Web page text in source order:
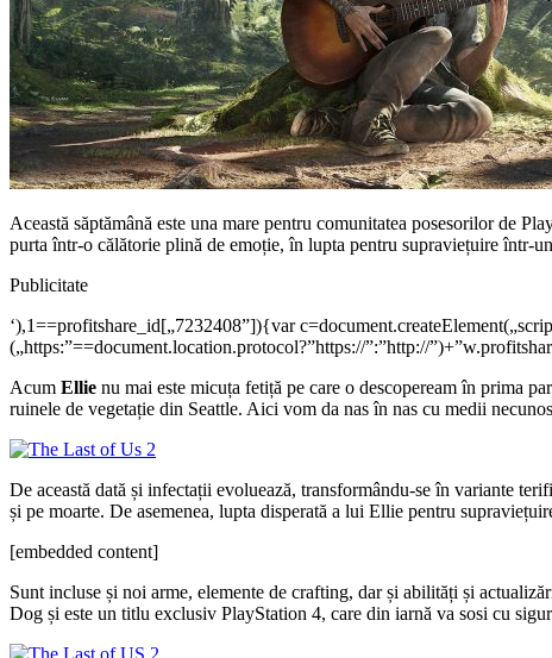
Această săptămână este una mare pentru comunitatea posesorilor de
purta într-o călătorie plină de emoție, în lupta pentru supraviețuire într-
Publicitate
‘),1==profitshare_id[„7232408”]){var
(„https:”==document.location.protocol?”https://”:”http://
Acum Ellie nu mai este micuța fetiță pe care o descopeream în prima
ruinele de vegetație din Seattle. Aici vom da nas în nas cu medii
De această dată și infectații evoluează, transformându-se în variante
și pe moarte. De asemenea, lupta disperată a lui Ellie pentru
[embedded content]
Sunt incluse și noi arme, elemente de crafting, dar și abilități și
Dog și este un titlu exclusiv PlayStation 4, care din iarnă va sosi cu